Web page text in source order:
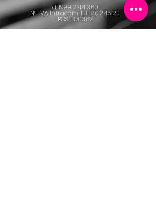
Id.1999 2214 360
N° TVA Intracom. LU 180 245 20
RCS. B70362